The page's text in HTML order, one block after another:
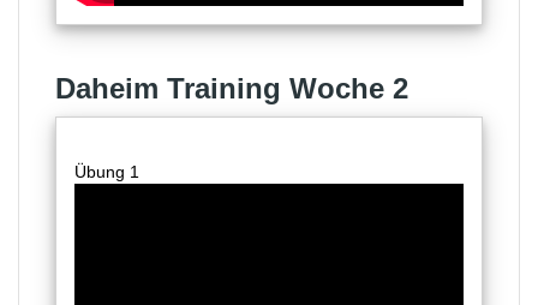
Daheim Training Woche 2
Übung 1